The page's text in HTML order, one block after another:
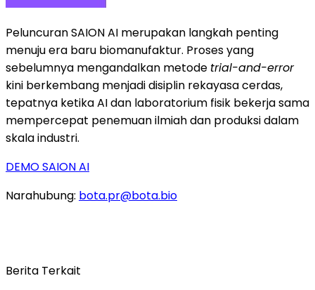
Peluncuran SAION AI merupakan langkah penting
menuju era baru biomanufaktur. Proses yang
sebelumnya mengandalkan metode trial-and-error
kini berkembang menjadi disiplin rekayasa cerdas,
tepatnya ketika AI dan laboratorium fisik bekerja sama
mempercepat penemuan ilmiah dan produksi dalam
skala industri.
DEMO SAION AI
Narahubung: bota.pr@bota.bio
Berita Terkait